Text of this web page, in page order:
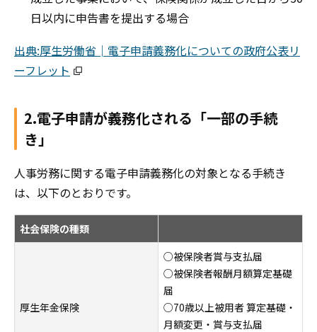
日以内に申告書を提出する場合
出典:厚生労働省│電子申請義務化についての政府公表リ
ーフレット
2.電子申請が義務化される「一部の手続
き」
人事労務に関する電子申請義務化の対象となる手続き
は、以下のとおりです。
社会保険の種類
厚生年金保険
○被保険者賞与支払届
○被保険者報酬月額算定基礎
届
○70歳以上被用者 算定基礎・
月額変更・賞与支払届